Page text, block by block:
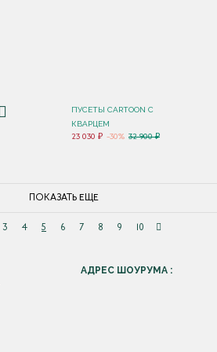
ПУСЕТЫ CARTOON С
КВАРЦЕМ
23 030 ₽ -30% 32 900 ₽
ПОКАЗАТЬ ЕЩЕ
3 4 5 6 7 8 9 10
АДРЕС ШОУРУМА :